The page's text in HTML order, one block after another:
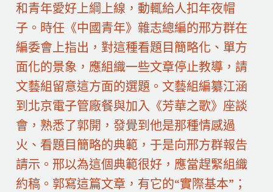
和青年愛好上綱上線，動輒給人扣年夜帽
子。時任《中國青年》雜志總編的邢方群在
編委會上指出，對這種看題目簡略化、單方
面化的景象，應組織一些文章停止教導，請
文藝組留意這方面的選題。文藝組編纂江涵
到北京電子管廠餐與加入《芳華之歌》座談
會，熟悉了郭開，發覺到他是那種情感過
火、看題目簡略的典範，于是向邢方群報告
請示。邢以為這個典範很好，應當趕緊組織
約稿。郭寫這篇文章，有它的“實際基本”；